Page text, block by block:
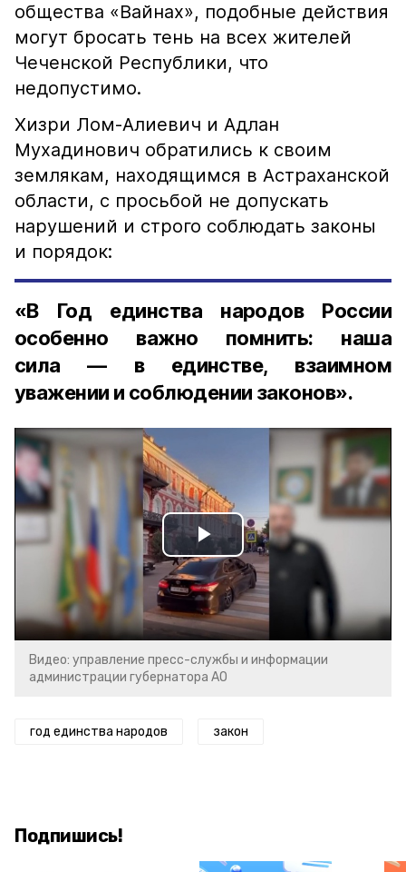
общества «Вайнах», подобные действия
могут бросать тень на всех жителей
Чеченской Республики, что
недопустимо.
Хизри Лом-Алиевич и Адлан
Мухадинович обратились к своим
землякам, находящимся в Астраханской
области, с просьбой не допускать
нарушений и строго соблюдать законы
и порядок:
«В Год единства народов России
особенно важно помнить: наша
сила — в единстве, взаимном
уважении и соблюдении законов».
Play
Video
Видео: управление пресс-службы и информации
администрации губернатора АО
год единства народов закон
Подпишись!